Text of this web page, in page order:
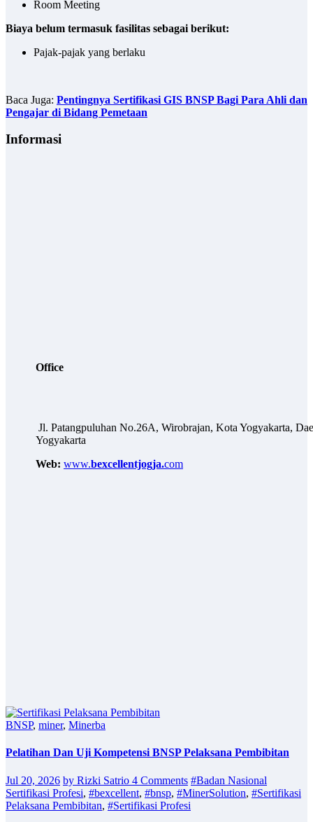
Room Meeting
Biaya belum termasuk fasilitas sebagai berikut:
Pajak-pajak yang berlaku
Baca Juga: Pentingnya Sertifikasi GIS BNSP Bagi Para Ahli dan
Pengajar di Bidang Pemetaan
Informasi
Office
Jl. Patangpuluhan No.26A, Wirobrajan, Kota Yogyakarta,
Yogyakarta
Web: www.bexcellentjogja.com
BNSP, miner, Minerba
Pelatihan Dan Uji Kompetensi BNSP Pelaksana Pembibitan
Jul 20, 2026 by Rizki Satrio 4 Comments #Badan Nasional
Sertifikasi Profesi, #bexcellent, #bnsp, #MinerSolution, #Sertifikasi
Pelaksana Pembibitan, #Sertifikasi Profesi